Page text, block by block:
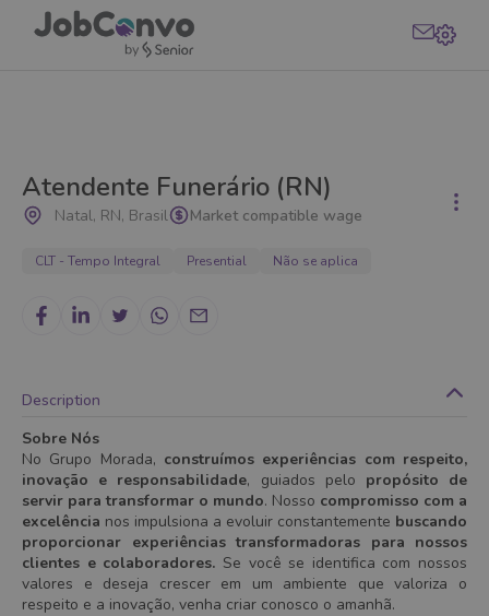
Atendente Funerário (RN)
Natal, RN, Brasil Market compatible wage
CLT - Tempo Integral Presential Não se aplica
Description
Sobre Nós
No Grupo Morada, construímos experiências com respeito,
inovação e responsabilidade, guiados pelo propósito de
servir para transformar o mundo. Nosso compromisso com a
excelência nos impulsiona a evoluir constantemente buscando
proporcionar experiências transformadoras para nossos
clientes e colaboradores. Se você se identifica com nossos
valores e deseja crescer em um ambiente que valoriza o
respeito e a inovação, venha criar conosco o amanhã.